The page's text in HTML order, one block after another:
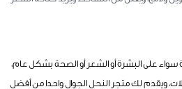
سواء على البشرة أو الشعر أو الصحة بشكل عام،
ويقدم لك متجر النحل الجوال واحدا من أفضل